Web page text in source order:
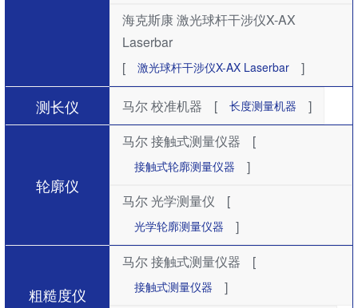
海克斯康 激光球杆干涉仪X-AX
Laserbar
[
激光球杆干涉仪X-AX Laserbar ]
测长仪 马尔 校准机器 [ 长度测量机器 ]
轮廓仪
马尔 接触式测量仪器 [
接触式轮廓测量仪器
]
马尔 光学测量仪
[
光学轮廓测量仪器 ]
粗糙度仪
马尔 接触式测量仪器 [
接触式测量仪器 ]